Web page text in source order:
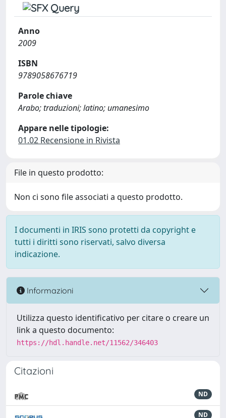
Anno
2009
ISBN
9789058676719
Parole chiave
Arabo; traduzioni; latino; umanesimo
Appare nelle tipologie:
01.02 Recensione in Rivista
File in questo prodotto:
Non ci sono file associati a questo prodotto.
I documenti in IRIS sono protetti da copyright e
tutti i diritti sono riservati, salvo diversa
indicazione.
Informazioni
Utilizza questo identificativo per citare o creare un
link a questo documento:
https://hdl.handle.net/11562/346403
Citazioni
ND
ND